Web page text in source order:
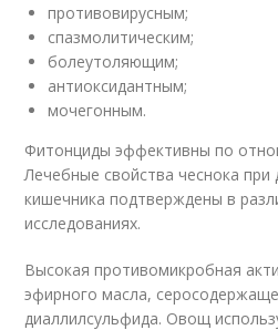
противовирусным;
спазмолитическим;
болеутоляющим;
антиоксидантным;
мочегонным.
Фитонциды эффективны по
Лечебные свойства чеснока
кишечника подтверждены в
исследованиях.
Высокая противомикробная
эфирного масла,
диаллилсульфида. Овощ